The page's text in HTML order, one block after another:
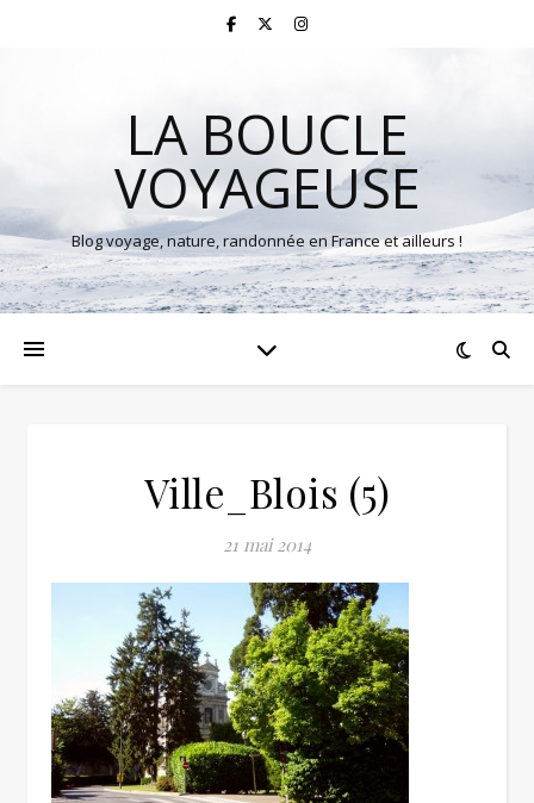
LA BOUCLE
VOYAGEUSE
Blog voyage, nature, randonnée en France et ailleurs !
Ville_Blois (5)
21 mai 2014